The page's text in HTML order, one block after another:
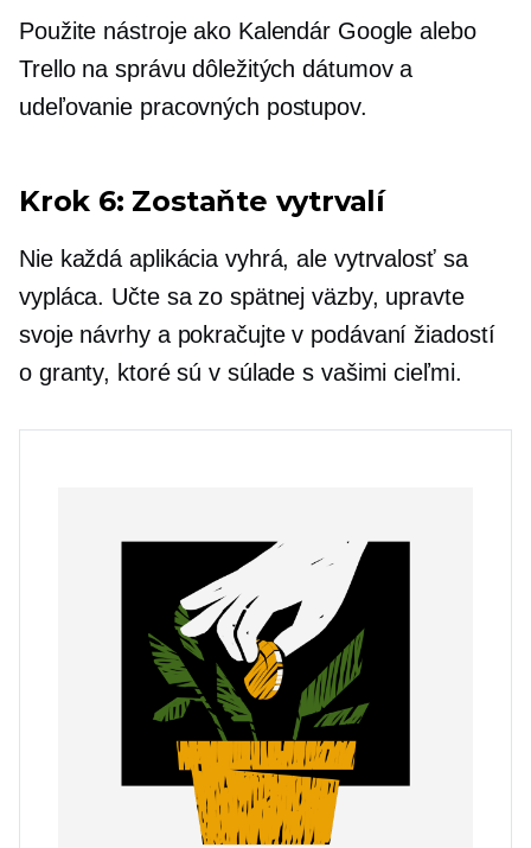
Použite nástroje ako Kalendár Google alebo
Trello na správu dôležitých dátumov a
udeľovanie pracovných postupov.
Krok 6: Zostaňte vytrvalí
Nie každá aplikácia vyhrá, ale vytrvalosť sa
vypláca. Učte sa zo spätnej väzby, upravte
svoje návrhy a pokračujte v podávaní žiadostí
o granty, ktoré sú v súlade s vašimi cieľmi.